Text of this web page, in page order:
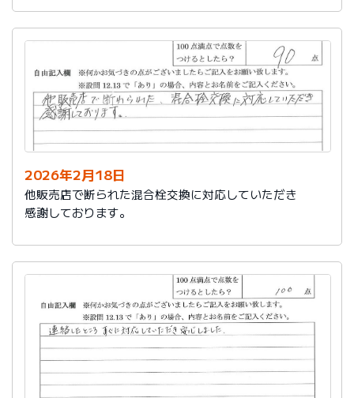
2026年2月18日
他販売店で断られた混合栓交換に対応していただき
感謝しております。